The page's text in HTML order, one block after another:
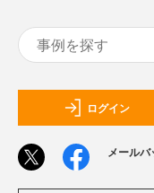
ログイン
メール